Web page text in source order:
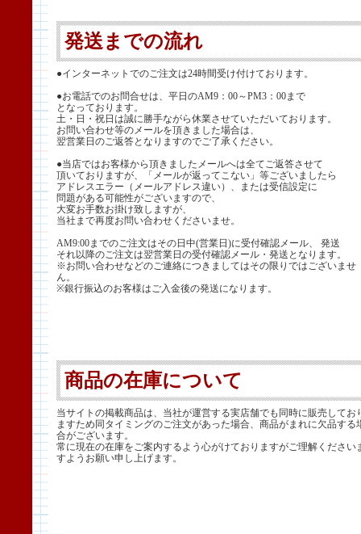
発送までの流れ
●インターネットでのご注文は24時間受け付けております。
●お電話でのお問合せは、平日のAM9：00～PM3：00まで
となっております。
土・日・祝日は誠に勝手ながら休業させていただいております。
お問い合わせ等のメールを頂きました場合は、
翌営業日のご返答となりますのでご了承ください。
●当店ではお客様から頂きましたメールへは全てご返答させて
頂いておりますが、「メールが返ってこない」等ございましたら
アドレスエラー（メールアドレス違い）、または受信設定に
問題がある可能性がございますので、
大変お手数お掛け致しますが、
当社まで再度お問い合わせくださいませ。
AM9:00までのご注文はその日中(営業日)に受付確認メール、 発送
それ以降のご注文は翌営業日の受付確認メール・発送となります。
※お問い合わせなどのご連絡につきましてはその限りではございませ
ん。
※銀行振込のお客様はご入金後の発送になります。
商品の在庫について
当サイトの掲載商品は、当社が運営する実店舗でも同時に販売してお
ますため同タイミングのご注文があった場合、商品がまれに欠品する
合がございます。
常に現在の在庫をご案内するよう心がけておりますがご理解ください
すようお願い申し上げます。